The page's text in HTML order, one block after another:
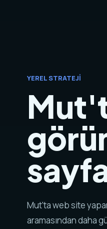
YEREL STRATEJI
Mut'ta web site
aramasından daha